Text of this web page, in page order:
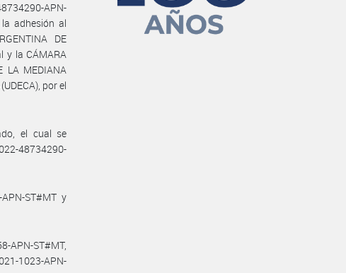
APN-
la adhesión al
DE
y la CÁMARA
LA MEDIANA
por el
el cual se
48734290-
ST#MT y
APN-ST#MT,
1023-APN-